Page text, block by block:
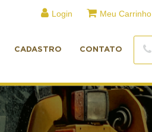
Login Meu Carrinho
CADASTRO CONTATO